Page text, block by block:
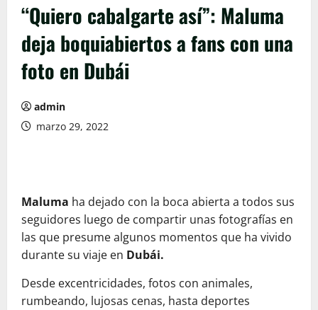
“Quiero cabalgarte así”: Maluma
deja boquiabiertos a fans con una
foto en Dubái
admin
marzo 29, 2022
Maluma ha dejado con la boca abierta a todos sus
seguidores luego de compartir unas fotografías en
las que presume algunos momentos que ha vivido
durante su viaje en Dubái.
Desde excentricidades, fotos con animales,
rumbeando, lujosas cenas, hasta deportes